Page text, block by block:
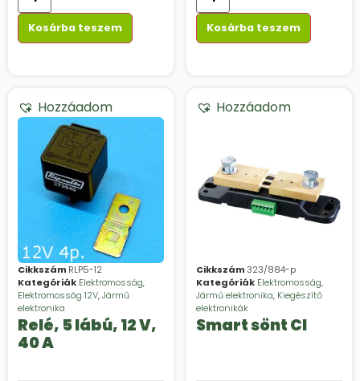
Kosárba teszem Kosárba teszem
Hozzáadom
Cikkszám RLP5-12
Kategóriák Elektromosság,
Elektromosság 12V,Jármű
elektronika
Relé, 5 lábú, 12 V,
40 A
Hozzáadom
Cikkszám 323/884-p
Kategóriák Elektromosság,
Jármű elektronika, Kiegészítő
elektronikák
Smart sönt CI